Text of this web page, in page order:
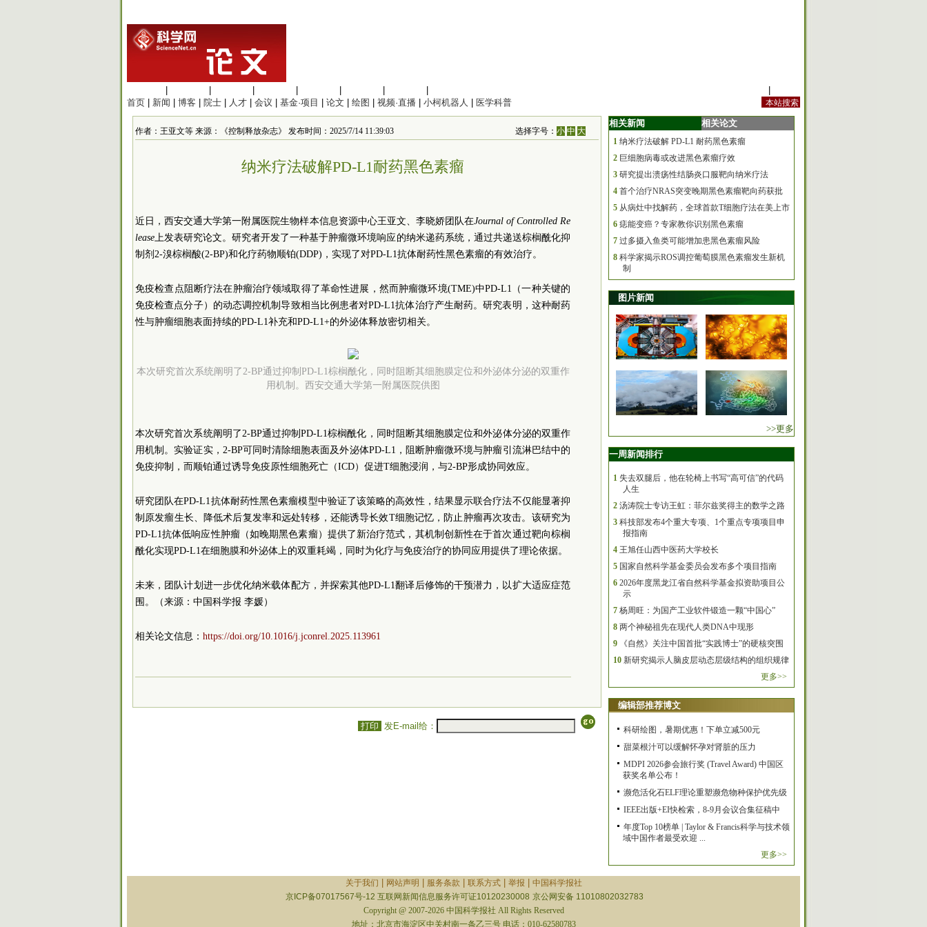
首页
新闻 博客 院士 人才 会议 基金·项目 论文 绘图 视频·直播 小柯机器人 医学科普
作者：王亚文等 来源：《控制释放杂志》 发布时间：2025/7/14 11:39:03 选择字号：小 中 大
纳米疗法破解PD-L1耐药黑色素瘤
近日，西安交通大学第一附属医院生物样本信息资源中心王亚文、李晓娇团队在Journal of Controlled Re
lease上发表研究论文。 研究者开发了一种基于肿瘤微环境响应的纳米递药系统，通过共递送棕榈酰化抑
制剂2-溴棕榈酸(2-BP)和化疗药物顺铂(DDP)，实现了对PD-L1抗体耐药性黑色素瘤的有效治疗。
免疫检查点阻断疗法在肿瘤治疗领域取得了革命性进展，然而肿瘤微环境(TME)中PD-L1（一种关键的
免疫检查点分子）的动态调控机制导致相当比例患者对PD-L1抗体治疗产生耐药。研究表明，这种耐药
性与肿瘤细胞表面持续的PD-L1补充和PD-L1+的外泌体释放密切相关。
本次研究首次系统阐明了2-BP通过抑制PD-L1棕榈酰化，同时阻断其细胞膜定位和外泌体分泌的双重作
用机制。西安交通大学第一附属医院供图
本次研究首次系统阐明了2-BP通过抑制PD-L1棕榈酰化，同时阻断其细胞膜定位和外泌体分泌的双重作
用机制。实验证实，2-BP可同时清除细胞表面及外泌体PD-L1，阻断肿瘤微环境与肿瘤引流淋巴结中的
免疫抑制，而顺铂通过诱导免疫原性细胞死亡（ICD）促进T细胞浸润，与2-BP形成协同效应。
研究团队在PD-L1抗体耐药性黑色素瘤模型中验证了该策略的高效性，结果显示联合疗法不仅能显著抑
制原发瘤生长、降低术后复发率和远处转移，还能诱导长效T细胞记忆，防止肿瘤再次攻击。该研究为
PD-L1抗体低响应性肿瘤（如晚期黑色素瘤）提供了新治疗范式，其机制创新性在于首次通过靶向棕榈
酰化实现PD-L1在细胞膜和外泌体上的双重耗竭，同时为化疗与免疫治疗的协同应用提供了理论依据。
未来，团队计划进一步优化纳米载体配方，并探索其他PD-L1翻译后修饰的干预潜力，以扩大适应症范
围。（来源：中国科学报 李媛）
相关论文信息： https://doi.org/10.1016/j.jconrel.2025.113961
打印 发E-mail给：
相关新闻 相关论文
1 纳米疗法破解 PD-L1 耐药黑色素瘤
2 巨细胞病毒或改进黑色素瘤疗效
3 研究提出溃疡性结肠炎口服靶向纳米疗法
4 首个治疗NRAS突变晚期黑色素瘤靶向药获批
5 从病灶中找解药，全球首款T细胞疗法在美上市
6 痣能变癌？专家教你识别黑色素瘤
7 过多摄入鱼类可能增加患黑色素瘤风险
8 科学家揭示ROS调控葡萄膜黑色素瘤发生新机
制
图片新闻
>>更多
一周新闻排行
1 失去双腿后，他在轮椅上书写“高可信”的代码
人生
2 汤涛院士专访王虹：菲尔兹奖得主的数学之路
3 科技部发布4个重大专项、1个重点专项项目申
报指南
4 王旭任山西中医药大学校长
5 国家自然科学基金委员会发布多个项目指南
6 2026年度黑龙江省自然科学基金拟资助项目公
示
7 杨周旺：为国产工业软件锻造一颗“中国心”
8 两个神秘祖先在现代人类DNA中现形
9
《自然》关注中国首批“实践博士”的硬核突围
10 新研究揭示人脑皮层动态层级结构的组织规律
更多>>
编辑部推荐博文
科研绘图，暑期优惠！下单立减500元
甜菜根汁可以缓解怀孕对肾脏的压力
MDPI 2026参会旅行奖 (Travel Award) 中国区
获奖名单公布！
濒危活化石ELF理论重塑濒危物种保护优先级
IEEE出版+EI快检索，8-9月会议合集征稿中
年度Top 10榜单 | Taylor & Francis科学与技术领
域中国作者最受欢迎 ...
更多>>
关于我们 网站声明 服务条款 联系方式| 举报
中国科学报社
京ICP备07017567号-12 互联网新闻信息服务许可证10120230008 京公网安备 11010802032783
Copyright @ 2007-2026 中国科学报社 All Rights Reserved
地址：北京市海淀区中关村南一条乙三号 电话：010-62580783